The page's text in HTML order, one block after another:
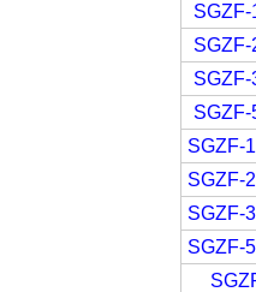
SGZF-
SGZF-
SGZF-
SGZF-
SGZF-
SGZF-
SGZF-
SGZF-